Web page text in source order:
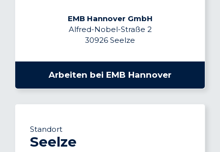
EMB Hannover GmbH
Alfred-Nobel-Straße 2
30926 Seelze
Arbeiten bei EMB Hannover
Standort
Seelze